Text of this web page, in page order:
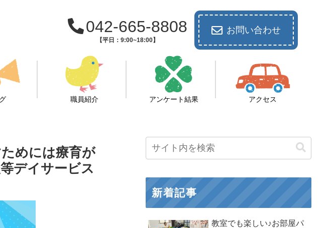
042-665-8808
【平日：9:00~18:00】
お問い合わせ
職員紹介 アンケート結果 アクセス
めには療育が
デイサービス
新着記事
教室でも楽しい♪お部屋パ